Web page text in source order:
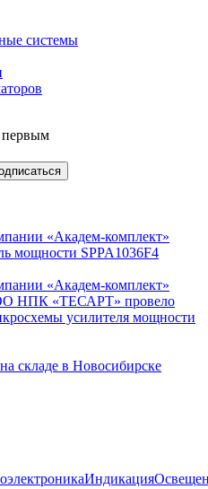
системы
первым
«Академ-комплект»
мощности SPPA1036F4
«Академ-комплект»
НПК «ТЕСАРТ» провело
усилителя мощности
складе в Новосибирске
Индикация